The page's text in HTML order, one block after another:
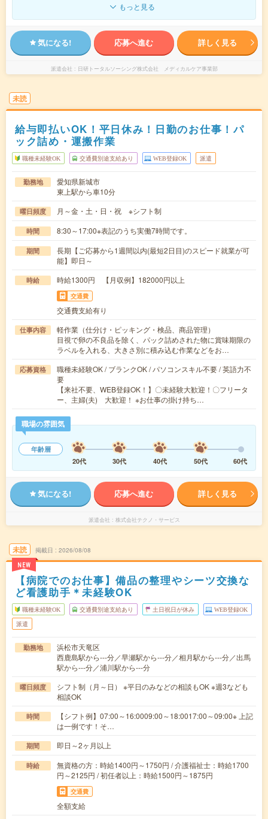
もっと見る
気になる! 応募へ進む 詳しく見る
派遣会社 日研トータルソーシング株式会社 メディカルケア事業部
未読
給与即払いOK！平日休み！日勤のお仕事！パ
ック詰め・運搬作業
職種未経験OK 交通費別途支給あり WEB登録OK 派遣
勤務地
愛知県新城市
東上駅から車10分
曜日頻度 月～金・土・日・祝 ※シフト制
時間 8:30～17:00※表記のうち実働7時間です。
期間
長期【ご応募から1週間以内(最短2日目)のスピード就業が可
能】即日～
時給 時給1300円 【月収例】182000円以上
交通費
交通費支給有り
仕事内容
軽作業（仕分け・ピッキング・検品、商品管理）
目視で卵の不良品を除く、パック詰めされた物に賞味期限の
ラベルを入れる、大きさ別に積み込む作業などをお…
応募資格
職種未経験OK / ブランクOK / パソコンスキル不要 / 英語力不
要
【来社不要、WEB登録OK！】〇未経験大歓迎！〇フリータ
ー、主婦(夫) 大歓迎！ ※お仕事の掛け持ち…
職場の雰囲気
年齢層
20代
30代 40代 50代 60代
気になる! 応募へ進む 詳しく見る
派遣会社 株式会社テクノ・サービス
未読
NEW
掲載日 2026/08/08
【病院でのお仕事】備品の整理やシーツ交換な
ど看護助手＊未経験OK
職種未経験OK 交通費別途支給あり 土日祝日が休み WEB登録OK
派遣
勤務地
浜松市天竜区
西鹿島駅から---分／早瀬駅から---分／相月駅から---分／出馬
駅から---分／浦川駅から---分
曜日頻度
シフト制（月～日） ※平日のみなどの相談もOK ※週3なども
相談OK
時間
【シフト例】07:00～16:0009:00～18:0017:00～09:00※ 上記
は一例です！そ…
期間 即日～2ヶ月以上
時給
無資格の方：時給1400円～1750円 / 介護福祉士：時給1700
円～2125円 / 初任者以上：時給1500円～1875円
交通費
全額支給